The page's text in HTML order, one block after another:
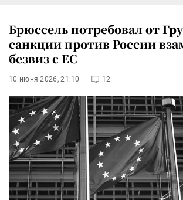
Брюссель потребовал от
санкции против России
безвиз с ЕС
10 июня 2026, 21:10 12